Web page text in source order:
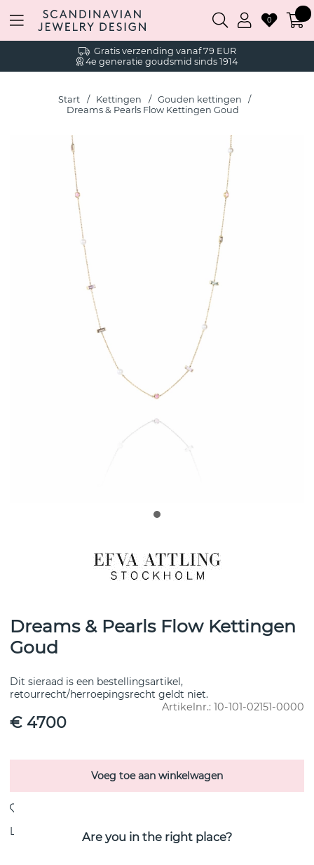
Gratis verzending vanaf 79 EUR
4e generatie goudsmid sinds 1914
0
Start Kettingen
Gouden kettingen
Dreams & Pearls Flow Kettingen Goud
Dreams & Pearls Flow Kettingen
Goud
Dit sieraad is een bestellingsartikel,
retourrecht/herroepingsrecht geldt niet.
Artikelnr.: 10-101-02151-0000
€ 4700
Voeg toe aan winkelwagen
Levering: Bestel item 8-15 dagen
Are you in the right place?